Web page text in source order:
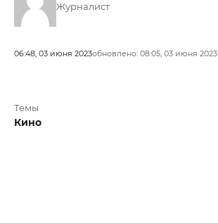
Журналист
06:48, 03 июня 2023обновлено: 08:05, 03 июня 2023
Темы
Кино